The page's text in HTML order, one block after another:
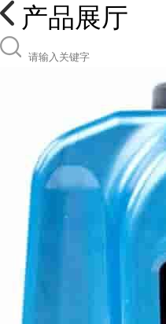
产品展厅